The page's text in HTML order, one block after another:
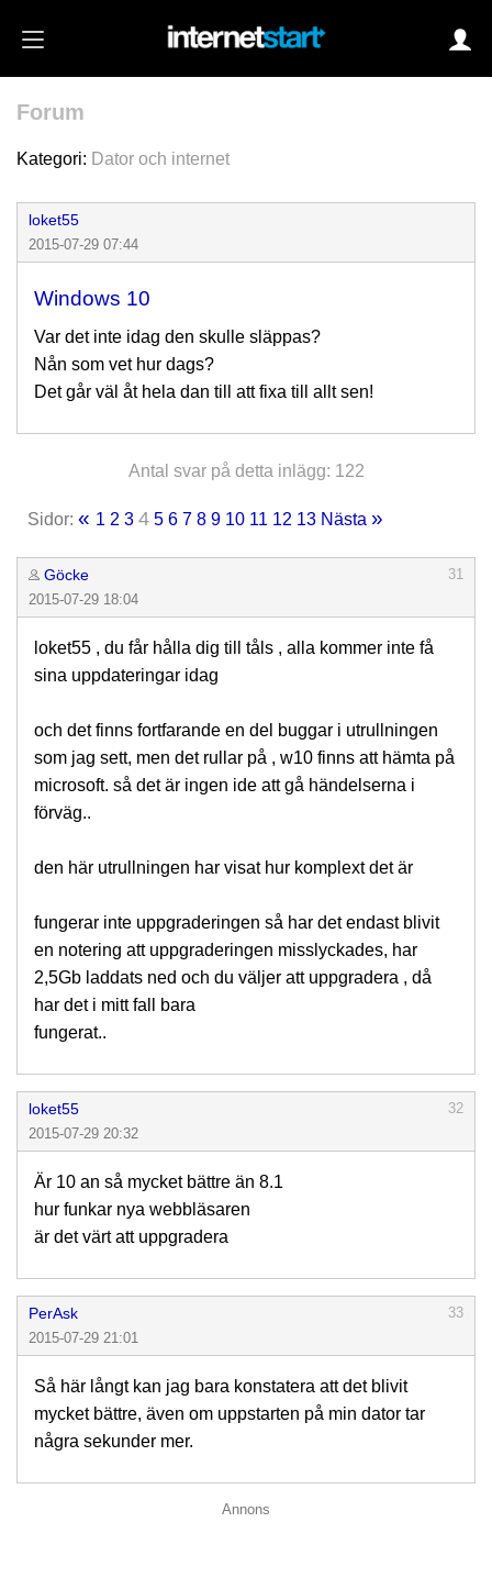
Forum
Kategori: Dator och internet
loket55
2015-07-29 07:44
Windows 10
Var det inte idag den skulle släppas?
Nån som vet hur dags?
Det går väl åt hela dan till att fixa till allt sen!
Antal svar på detta inlägg: 122
Sidor: « 1 2 3 4 5 6 7 8 9 10 11 12 13 Nästa »
Göcke
31
2015-07-29 18:04
loket55 , du får hålla dig till tåls , alla kommer inte få
sina uppdateringar idag
och det finns fortfarande en del buggar i utrullningen
som jag sett, men det rullar på , w10 finns att hämta på
microsoft. så det är ingen ide att gå händelserna i
förväg..
den här utrullningen har visat hur komplext det är
fungerar inte uppgraderingen så har det endast blivit
en notering att uppgraderingen misslyckades, har
2,5Gb laddats ned och du väljer att uppgradera , då
har det i mitt fall bara
fungerat..
loket55
32
2015-07-29 20:32
Är 10 an så mycket bättre än 8.1
hur funkar nya webbläsaren
är det värt att uppgradera
PerAsk
33
2015-07-29 21:01
Så här långt kan jag bara konstatera att det blivit
mycket bättre, även om uppstarten på min dator tar
några sekunder mer.
Annons